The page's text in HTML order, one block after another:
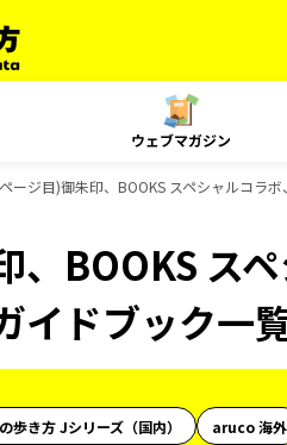
ウェブマガジン
ージ目)御朱印、BOOKS スペシャルコラ
、BOOKS ス
イドブック一
歩き方 Jシリーズ（国内） aruco 海外